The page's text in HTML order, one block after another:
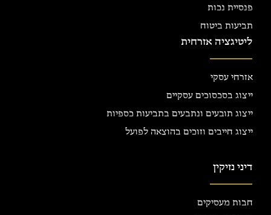
פנסיית נכות
תביעות ביטוח
ליטיגציה אזרחית
אזרחי עסקי
ייצוג בסכסוכים עסקיים
ייצוג תובעים ונתבעים בתביעות כספיות
ייצוג חייבים וזוכים בהוצאה לפועל
דיני נזיקין
חבות מעסיקים